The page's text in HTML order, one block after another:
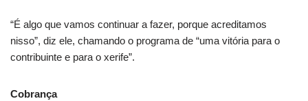
“É algo que vamos continuar a fazer, porque acreditamos
nisso”, diz ele, chamando o programa de “uma vitória para o
contribuinte e para o xerife”.
Cobrança